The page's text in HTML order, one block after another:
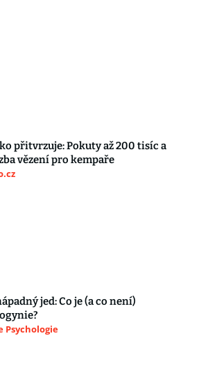
přitvrzuje: Pokuty až 200 tisíc a
vězení pro kempaře
jed: Co je (a co není)
Psychologie